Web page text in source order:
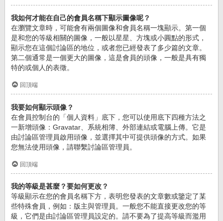
我如何才能在自己的會員名稱下顯示圖像呢？
在瀏覽文章時，可能會有兩個圖像和會員名稱一塊顯示。第一個
是和您的等級相關的圖像，一般以星星、方塊或小圓點的形式，
顯示您在這個討論區的地位，或者您已經發表了多少篇的文章。
第二個通常是一個更大的圖像，這是會員的頭像，一般是具有獨
特的或個人的表徵。
回頂端
我要如何顯示頭像？
在會員控制台的「個人資料」底下，您可以使用底下四種方法之
一新增頭像：Gravatar、系統相簿、外部連結或電腦上傳。它是
由討論區管理員啟用頭像，並選擇其中可提供頭像的方式。如果
您無法使用頭像，請聯繫討論區管理員。
回頂端
我的等級是甚麼？要如何更改？
等級顯示在您的會員名稱下方，表明您發表的文章數或鑒定了某
些特殊會員，例如：版主與管理員。一般您不能直接更改您的等
級，它們是由討論區管理員設定的。請不要為了提高等級而濫用